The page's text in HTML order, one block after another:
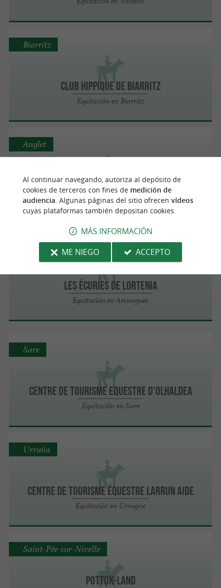
CLUB HIPPIQUE DE BIARRITZ
Equitación en Biarritz
Biarritz
SELLERIE J'EN PARLERAI A MON CHEVAL
Equitación en Anglet
Anglet
LES ÉCURIES DE LORTENIA
Equitación en Arcangues
Arcangues
CENTRE DE TOURISME EQUESTRE D'OLHALDEA
Equitación en Sare
Sare
Centre de Tourisme équestre LARRUN AIDE
Equitación en Urrugne
Urruña
POTTOK-LAND
Saint-Pée-sur-Nivelle
Al continuar navegando, autoriza al depósito de
cookies de terceros con fines de medición de
audiencia . Algunas páginas del sitio ofrecen vídeos
cuyas plataformas también depositan cookies.
MÁS INFORMACIÓN
ME NIEGO
ACCEPTO